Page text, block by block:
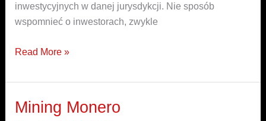
inwestycyjnych w danej jurysdykcji. Nie sposób
wspomnieć o inwestorach, zwykle
Read More »
Mining Monero
Mining